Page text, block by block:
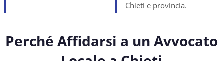
Chieti e provincia.
Perché Affidarsi a un Avvocato